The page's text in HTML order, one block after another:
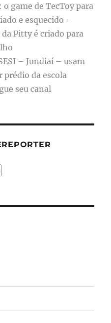
game de TecToy para
e esquecido –
da Pitty é criado para
– Jundiaí – usam
da escola
seu canal